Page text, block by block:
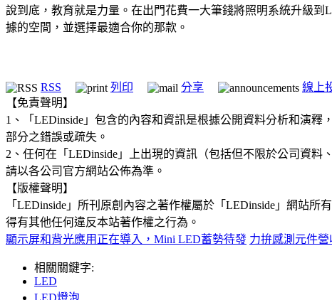
說到底，教育就是力量。在出門花費一大筆錢將照明系統升級
據的空間，並選擇最適合你的那款。
RSS 列印 分享
線上
【免責聲明】
1、「LEDinside」包含的內容和資訊是根據公開資料分析和演
部分之錯誤或疏失。
2、任何在「LEDinside」上出現的資訊（包括但不限於公司資
請以各公司官方網站公佈為準。
【版權聲明】
「LEDinside」所刊原創內容之著作權屬於「LEDinside」網站
得有其他任何違反本站著作權之行為。
顯示屏和背光應用正在導入，Mini LED蓄勢待發 力拚感測元件
相關關鍵字:
LED